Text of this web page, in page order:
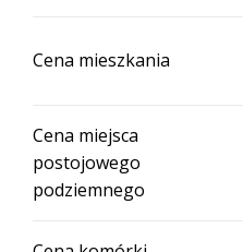
Cena mieszkania
Cena miejsca
postojowego
podziemnego